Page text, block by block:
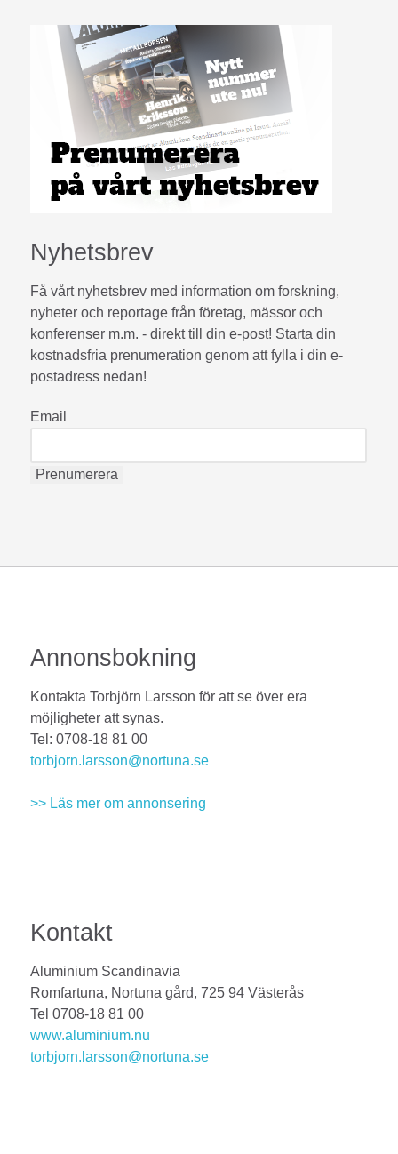
Nyhetsbrev
Få vårt nyhetsbrev med information om forskning,
nyheter och reportage från företag, mässor och
konferenser m.m. - direkt till din e-post! Starta din
kostnadsfria prenumeration genom att fylla i din e-
postadress nedan!
Email
Annonsbokning
Kontakta Torbjörn Larsson för att se över era
möjligheter att synas.
Tel: 0708-18 81 00
torbjorn.larsson@nortuna.se
>> Läs mer om annonsering
Kontakt
Aluminium Scandinavia
Romfartuna, Nortuna gård, 725 94 Västerås
Tel 0708-18 81 00
www.aluminium.nu
torbjorn.larsson@nortuna.se